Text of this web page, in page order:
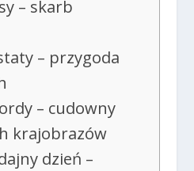
– skarb
– przygoda
– cudowny
krajobrazów
dzień –